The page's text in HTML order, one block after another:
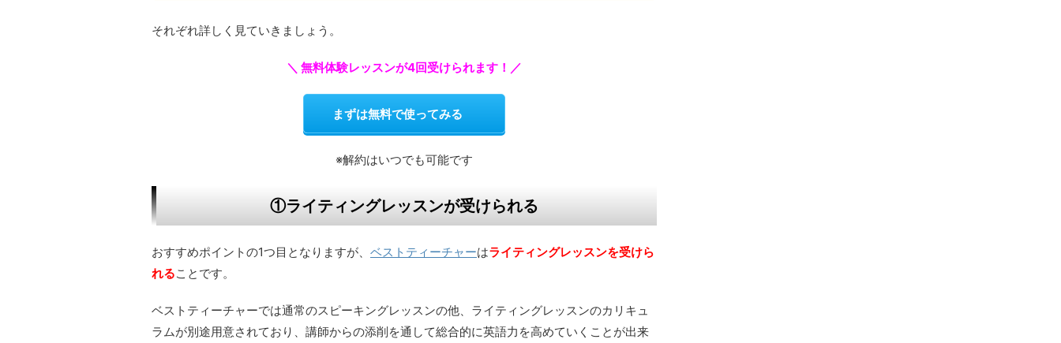
それぞれ詳しく見ていきましょう。
＼ 無料体験レッスンが4回受けられます！／
まずは無料で使ってみる
※解約はいつでも可能です
①ライティングレッスンが受けられる
おすすめポイントの1つ目となりますが、 ベストティーチャーはライティングレッスンを受けら
れることです。
ベストティーチャーでは通常のスピーキングレッスンの他、ライティングレッスンのカリキュ
ラムが別途用意されており、講師からの添削を通して総合的に英語力を高めていくことが出来